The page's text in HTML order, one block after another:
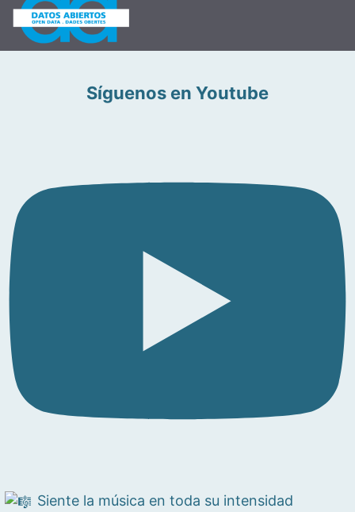
Síguenos en Youtube
Siente la música en toda su intensidad